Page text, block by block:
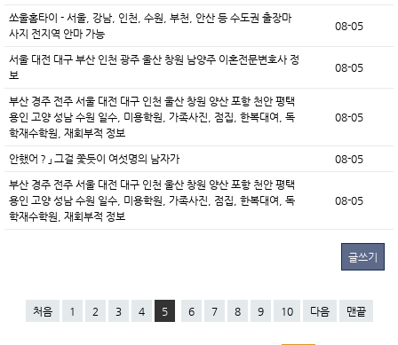
쏘울홈타이 - 서울, 강남, 인천, 수원, 부천, 안산 등 수도권 출장마
사지 전지역 안마 가능
08-05
서울 대전 대구 부산 인천 광주 울산 창원 남양주 이혼전문변호사 정
보
08-05
부산 경주 전주 서울 대전 대구 인천 울산 창원 양산 포항 천안 평택
용인 고양 성남 수원 일수, 미용학원, 가족사진, 점집, 한복대여, 독
학재수학원, 재회부적 정보
08-05
안했어？」 그걸 쫓듯이 여섯명의 남자가 08-05
부산 경주 전주 서울 대전 대구 인천 울산 창원 양산 포항 천안 평택
용인 고양 성남 수원 일수, 미용학원, 가족사진, 점집, 한복대여, 독
학재수학원, 재회부적 정보
08-05
글쓰기
처음 1 2 3 4 5 6 7 8 9 10 다음 맨끝